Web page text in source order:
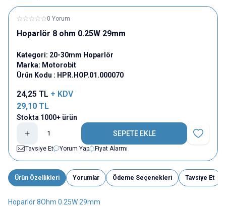
0 Yorum
Hoparlör 8 ohm 0.25W 29mm
Kategori: 20-30mm Hoparlör
Marka: Motorobit
Ürün Kodu : HPR.HOP.01.000070
24,25 TL + KDV
29,10 TL
Stokta 1000+ ürün
SEPETE EKLE
Favoriye
Tavsiye Et
Yorum Yap Fiyat Alarmı
Ürün Özellikleri Yorumlar Ödeme Seçenekleri Tavsiye Et
Hoparlör 8Ohm 0.25W 29mm